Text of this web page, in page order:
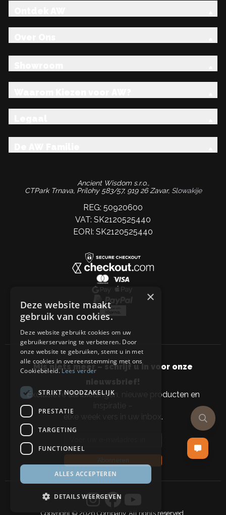
Ancient Wisdom s.r.o.,
CTPark Trnava, Prílohy 583/57, 919 26 Zavar, Slowakije
REG: 50920600
VAT: SK2120525440
EORI: SK2120525440
Mis niets meer – schrijf u in voor onze
nieuwsbrief!
Exclusieve aanbiedingen, nieuwe producten en
inspiratie –
elke week vers in uw inbox.
Copyright © 2026 Company, All rights reserved.
×
Deze website maakt
gebruik van cookies.
Deze website gebruikt cookies om uw
gebruikerservaring te verbeteren. Door
onze website te gebruiken, stemt u in met
alle cookies in overeenstemming met ons
Cookiebeleid.Lees verder
STRIKT NOODZAKELIJK
PRESTATIE
TARGETING
FUNCTIONEEL
ALLES ACCEPTEREN
DETAILS WEERGEVEN